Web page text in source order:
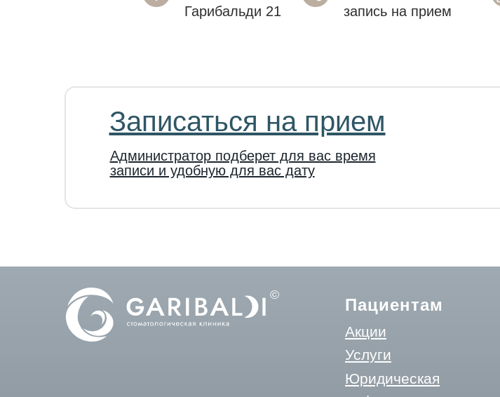
Гарибальди 21
запись на прием
Записаться на прием
Администратор подберет для вас время
записи и удобную для вас дату
Пациентам
©
Акции
Услуги
Юридическая